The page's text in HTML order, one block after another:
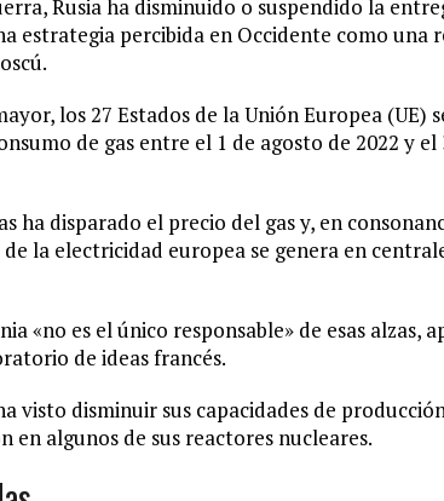
Rusia ha disminuido o suspendido la
estrategia percibida en Occidente como una
los 27 Estados de la Unión Europea
de gas entre el 1 de agosto de 2022 y
ha disparado el precio del gas y, en
la electricidad europea se genera en
«no es el único responsable» de esas alzas,
de ideas francés.
visto disminuir sus capacidades de
en algunos de sus reactores nucleares.